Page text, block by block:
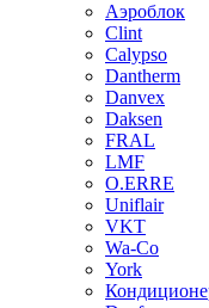
Аэроблок
Clint
Calypso
Dantherm
Danvex
Daksen
FRAL
LMF
O.ERRE
Uniflair
VKT
Wa-Co
York